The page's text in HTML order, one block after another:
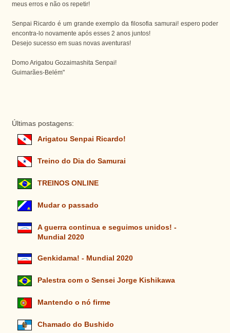
meus erros e não os repetir!
Senpai Ricardo é um grande exemplo da filosofia samurai! espero poder
encontra-lo novamente após esses 2 anos juntos!
Desejo sucesso em suas novas aventuras!
Domo Arigatou Gozaimashita Senpai!
Guimarães-Belém"
Últimas postagens:
Arigatou Senpai Ricardo!
Treino do Dia do Samurai
TREINOS ONLINE
Mudar o passado
A guerra continua e seguimos unidos! -
Mundial 2020
Genkidama! - Mundial 2020
Palestra com o Sensei Jorge Kishikawa
Mantendo o nó firme
Chamado do Bushido